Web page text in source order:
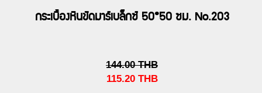
กระเบื้องหินขัดมาร์เบล็กซ์ 50*50 ซม. No.203
144.00 THB
115.20 THB